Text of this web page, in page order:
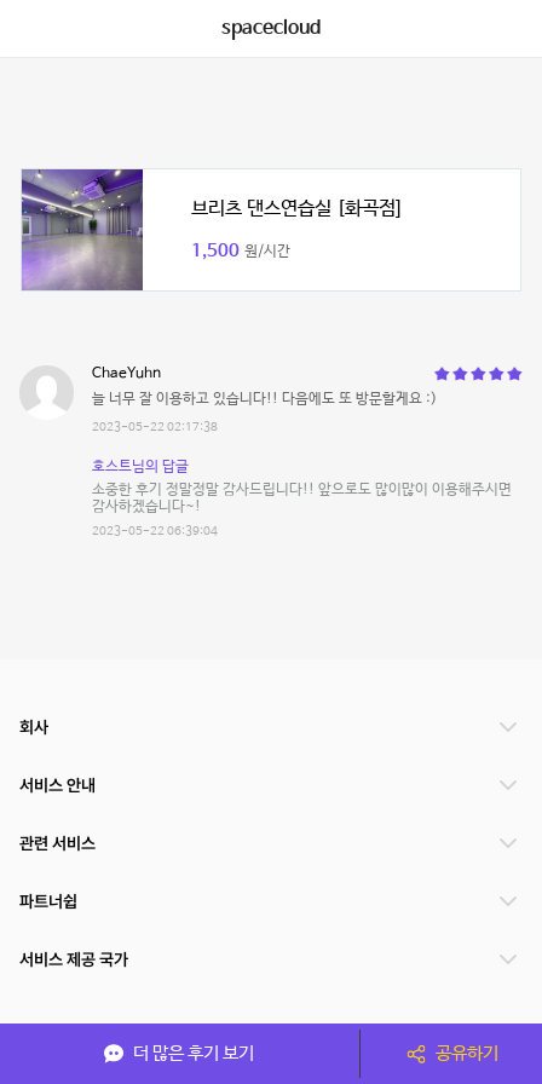
spacecloud
브리츠 댄스연습실 [화곡점]
1,500 원/시간
ChaeYuhn
늘 너무 잘 이용하고 있습니다!! 다음에도 또 방문할게요 :)
2023-05-22 02:17:38
호스트님의 답글
소중한 후기 정말정말 감사드립니다!! 앞으로도 많이많이 이용해주시면
감사하겠습니다~!
2023-05-22 06:39:04
더 많은 후기 보기 공유하기
회사
서비스 안내
관련 서비스
파트너쉽
서비스 제공 국가
(주)NSPACE 사업자정보